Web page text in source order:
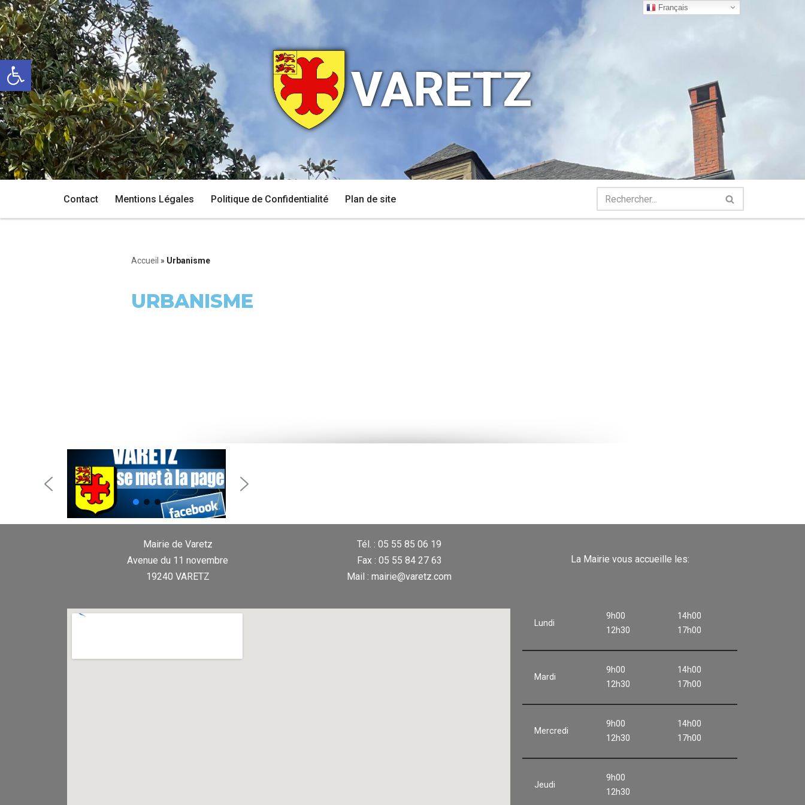
Ouvrir la barre d’outils
Aller
au
contenu
VARETZ
Contact Mentions Légales Politique de Confidentialité Plan de site
Accueil » Urbanisme
URBANISME
Mairie de Varetz
Avenue du 11 novembre
19240 VARETZ
Tél. : 05 55 85 06 19
Fax : 05 55 84 27 63
Mail : mairie@varetz.com
La Mairie vous accueille les:
Lundi
9h00
12h30
14h00
17h00
Mardi
9h00
12h30
14h00
17h00
Mercredi
9h00
12h30
14h00
17h00
Jeudi
9h00
12h30
Français